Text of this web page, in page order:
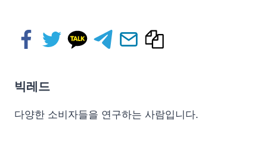
빅레드
다양한 소비자들을 연구하는 사람입니다.